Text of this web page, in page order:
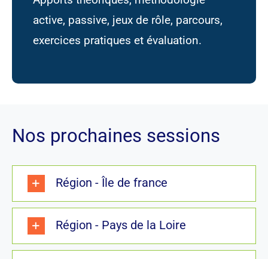
active, passive, jeux de rôle, parcours,
exercices pratiques et évaluation.
Nos prochaines sessions
Région - Île de france
Région - Pays de la Loire